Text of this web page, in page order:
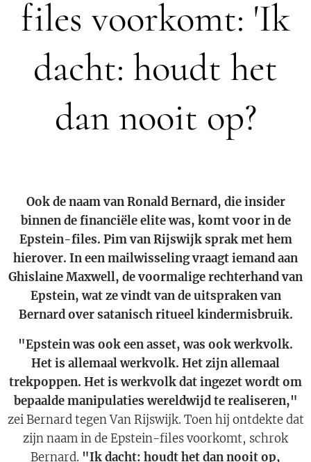
files voorkomt: 'Ik
dacht: houdt het
dan nooit op?
Ook de naam van Ronald Bernard, die insider
binnen de financiële elite was, komt voor in de
Epstein-files. Pim van Rijswijk sprak met hem
hierover. In een mailwisseling vraagt iemand aan
Ghislaine Maxwell, de voormalige rechterhand van
Epstein, wat ze vindt van de uitspraken van
Bernard over satanisch ritueel kindermisbruik.
"Epstein was ook een asset, was ook werkvolk.
Het is allemaal werkvolk. Het zijn allemaal
trekpoppen. Het is werkvolk dat ingezet wordt om
bepaalde manipulaties wereldwijd te realiseren,"
zei Bernard tegen Van Rijswijk. Toen hij ontdekte dat
zijn naam in de Epstein-files voorkomt, schrok
Bernard. "Ik dacht: houdt het dan nooit op,